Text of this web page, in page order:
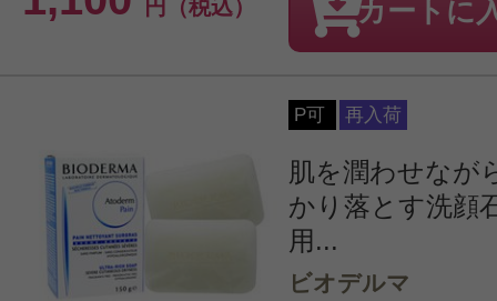
円（税込） カートに
P可 再入荷
肌を潤わせなが
かり落とす洗顔
用...
ビオデルマ